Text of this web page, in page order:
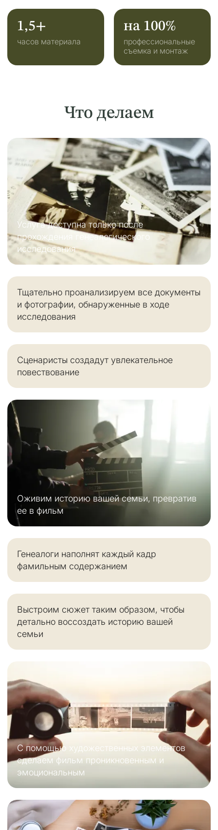
Подарки
1,5+
часов материала
на 100%
профессиональные
съемка и монтаж
Что делаем
Услуга доступна только после
прохождения генеалогического
исследования
Оживим историю вашей семьи, превратив
ее в фильм
Тщательно проанализируем все документы
и фотографии, обнаруженные в ходе
исследования
Сценаристы создадут увлекательное
повествование
Генеалоги наполнят каждый кадр
фамильным содержанием
Выстроим сюжет таким образом, чтобы
детально воссоздать историю вашей
семьи
С помощью художественных элементов
сделаем фильм проникновенным и
эмоциональным